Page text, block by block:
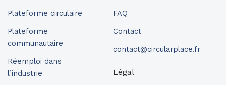
Plateforme circulaire
Plateforme
communautaire
Réemploi dans
l’industrie
FAQ
Contact
contact@circularplace.fr
Légal